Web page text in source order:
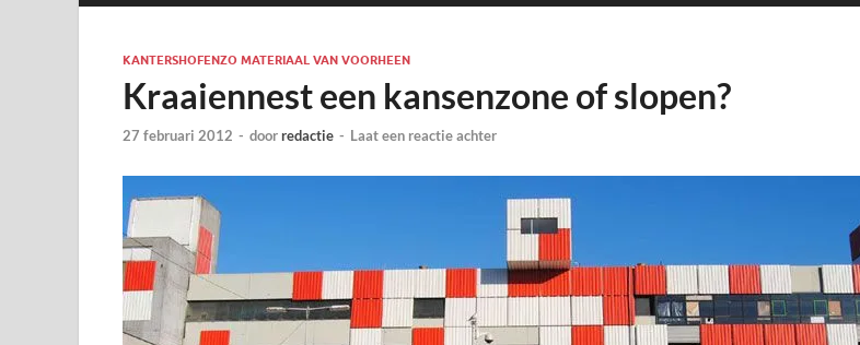
KANTERSHOFENZO MATERIAAL VAN VOORHEEN
Kraaiennest een kansenzone of slopen?
27 februari 2012 - doorredactie - Laat een reactie achter